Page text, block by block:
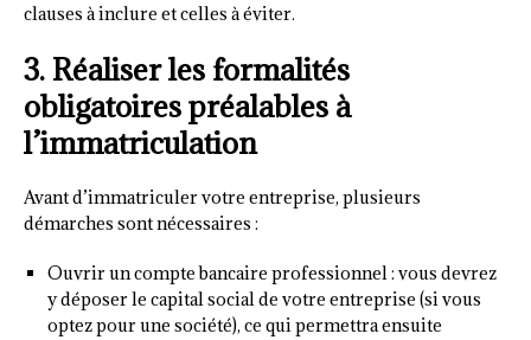
clauses à inclure et celles à éviter.
3. Réaliser les formalités
obligatoires préalables à
l’immatriculation
Avant d’immatriculer votre entreprise, plusieurs
démarches sont nécessaires :
Ouvrir un compte bancaire professionnel : vous devrez
y déposer le capital social de votre entreprise (si vous
optez pour une société), ce qui permettra ensuite